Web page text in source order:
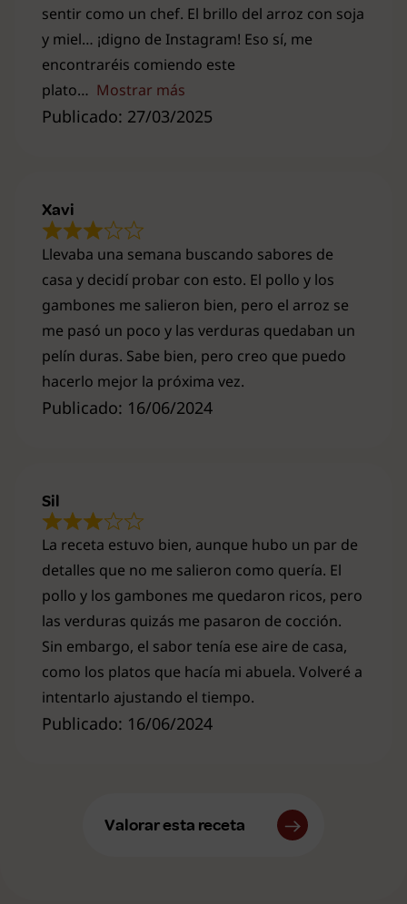
Publicado: 27/03/2025
sentir como un chef. El brillo del arroz con soja
y miel… ¡digno de Instagram! Eso sí, me
encontraréis comiendo este
plato
Mostrar más
Publicado: 16/06/2024
Llevaba una semana buscando sabores de
casa y decidí probar con esto. El pollo y los
gambones me salieron bien, pero el arroz se
me pasó un poco y las verduras quedaban un
pelín duras. Sabe bien, pero creo que puedo
hacerlo mejor la próxima vez.
Xavi
Publicado: 16/06/2024
La receta estuvo bien, aunque hubo un par de
detalles que no me salieron como quería. El
pollo y los gambones me quedaron ricos, pero
las verduras quizás me pasaron de cocción.
Sin embargo, el sabor tenía ese aire de casa,
como los platos que hacía mi abuela. Volveré a
intentarlo ajustando el tiempo.
Sil
Valorar esta receta